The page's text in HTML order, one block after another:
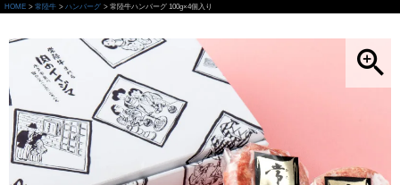
HOME 常陸牛 ハンバーグ 常陸牛ハンバーグ 100g×4個入り